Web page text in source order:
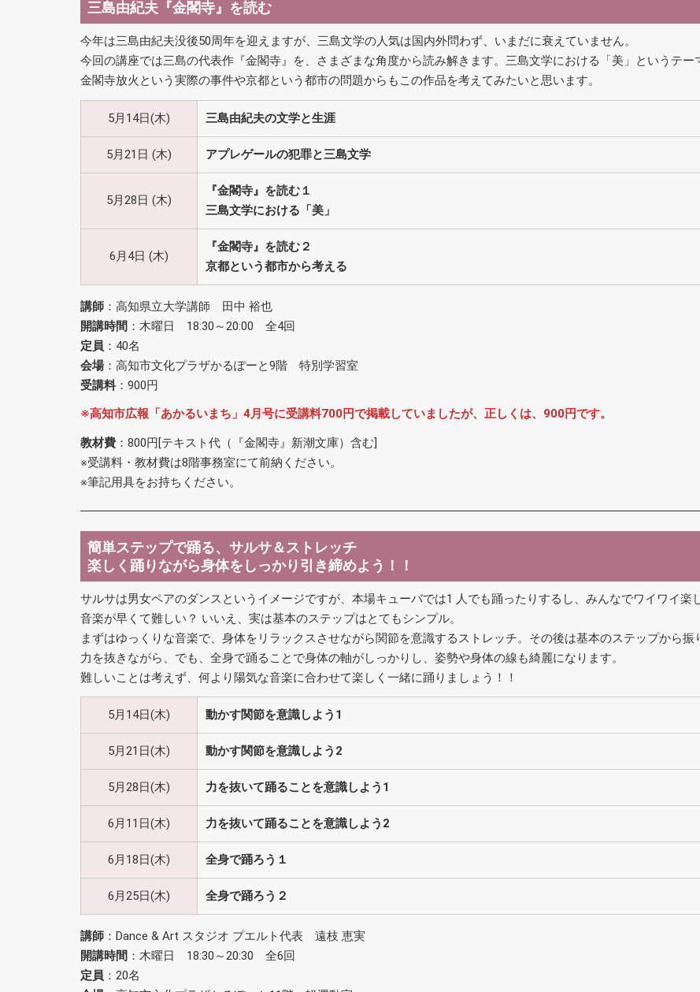
三島由紀夫『金閣寺』を読む
今年は三島由紀夫没後50周年を迎えますが、三島文学の人気は国内外問わず、いまだに衰えていません。
今回の講座では三島の代表作『金閣寺』を、さまざまな角度から読み解きます。三島文学における「美」というテー
金閣寺放火という実際の事件や京都という都市の問題からもこの作品を考えてみたいと思います。
5月14日(木) 三島由紀夫の文学と生涯
5月21日 (木) アプレゲールの犯罪と三島文学
5月28日 (木)
『金閣寺』を読む１
三島文学における「美」
6月4日 (木)
『金閣寺』を読む２
京都という都市から考える
講師 ：高知県立大学講師 田中 裕也
開講時間 ：木曜日 18:30～20:00 全4回
定員 ：40名
会場 ：高知市文化プラザかるぽーと9階 特別学習室
受講料 ：900円
※高知市広報「あかるいまち」4月号に受講料700円で掲載していましたが、正しくは、900円です。
教材費 ：800円[テキスト代（『金閣寺』新潮文庫）含む]
※受講料・教材費は8階事務室にて前納ください。
※筆記用具をお持ちください。
簡単ステップで踊る、サルサ＆ストレッチ
楽しく踊りながら身体をしっかり引き締めよう！！
サルサは男女ペアのダンスというイメージですが、本場キューバでは1 人でも踊ったりするし、みんなでワイワイ楽
音楽が早くて難しい？ いいえ、実は基本のステップはとてもシンプル。
まずはゆっくりな音楽で、身体をリラックスさせながら関節を意識するストレッチ。その後は基本のステップから振
力を抜きながら、でも、全身で踊ることで身体の軸がしっかりし、姿勢や身体の線も綺麗になります。
難しいことは考えず、何より陽気な音楽に合わせて楽しく一緒に踊りましょう！！
5月14日(木) 動かす関節を意識しよう1
5月21日(木) 動かす関節を意識しよう2
5月28日(木) 力を抜いて踊ることを意識しよう1
6月11日(木) 力を抜いて踊ることを意識しよう2
6月18日(木) 全身で踊ろう１
6月25日(木) 全身で踊ろう２
講師 ：Dance & Art スタジオ プエルト代表 遠枝 恵実
開講時間 ：木曜日 18:30～20:30 全6回
定員 ：20名